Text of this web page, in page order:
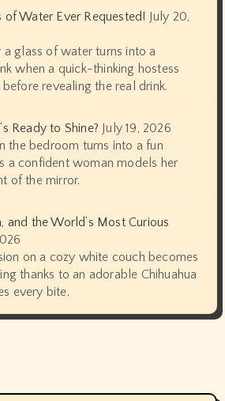
of Water Ever Requested! July 20,
a glass of water turns into a
when a quick-thinking hostess
revealing the real drink.
Ready to Shine? July 19, 2026
the bedroom turns into a fun
a confident woman models her
of the mirror.
and the World’s Most Curious
on a cozy white couch becomes
thanks to an adorable Chihuahua
every bite.